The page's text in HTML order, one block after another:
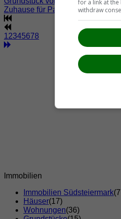
Zuhause für Paare oder ...
1 2345678
Immobilien
Immobilien Südsteiermark
Häuser(17)
Wohnungen(36)
for a link at
withdraw